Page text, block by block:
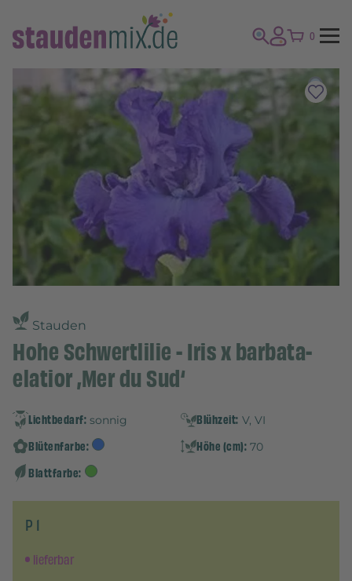
0
Stauden
Hohe Schwertlilie - Iris x barbata-
elatior ‚Mer du Sud‘
Lichtbedarf: sonnig Blühzeit: V, VI
Blütenfarbe: Höhe (cm): 70
Blattfarbe:
P 1
lieferbar